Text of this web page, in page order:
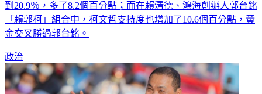
宜、賴清德「三腳督」的民調中只有12.7％支持度，這次竄升
到20.9％，多了8.2個百分點；而在賴清德、鴻海創辦人郭台銘
「賴郭柯」組合中，柯文哲支持度也增加了10.6個百分點，黃
政治